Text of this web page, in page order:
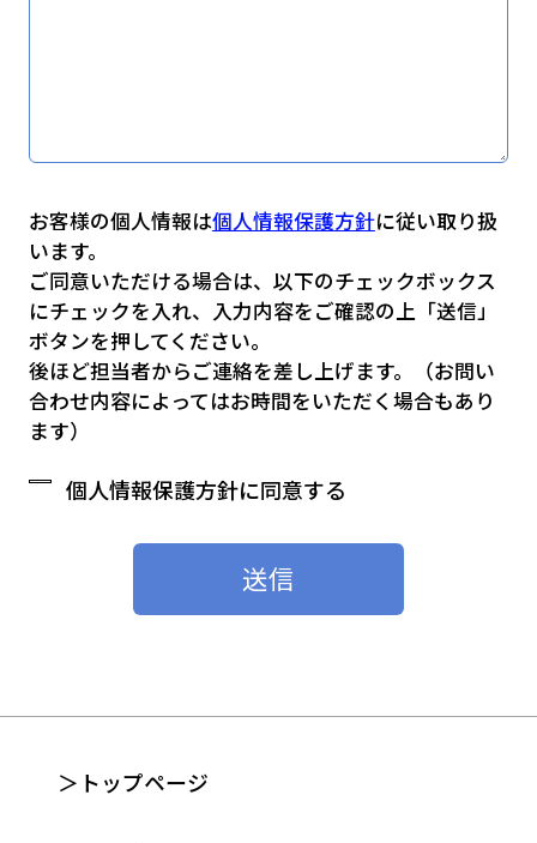
お客様の個人情報は個人情報保護方針に従い取り扱
います。
ご同意いただける場合は、以下のチェックボックス
にチェックを入れ、入力内容をご確認の上「送信」
ボタンを押してください。
後ほど担当者からご連絡を差し上げます。（お問い
合わせ内容によってはお時間をいただく場合もあり
ます）
個人情報保護方針に同意する
送信
＞トップページ